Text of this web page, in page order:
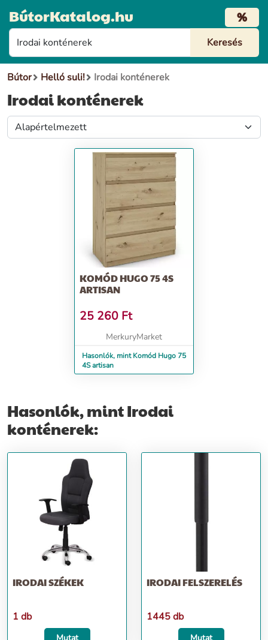
BútorKatalog.hu %
Bútor Helló suli! Irodai konténerek
Irodai konténerek
KOMÓD HUGO 75 4S
ARTISAN
25 260 Ft
MerkuryMarket
Hasonlók, mint Komód Hugo 75
4S artisan
Hasonlók, mint Irodai
konténerek:
IRODAI SZÉKEK
1 db
IRODAI FELSZERELÉS
1445 db